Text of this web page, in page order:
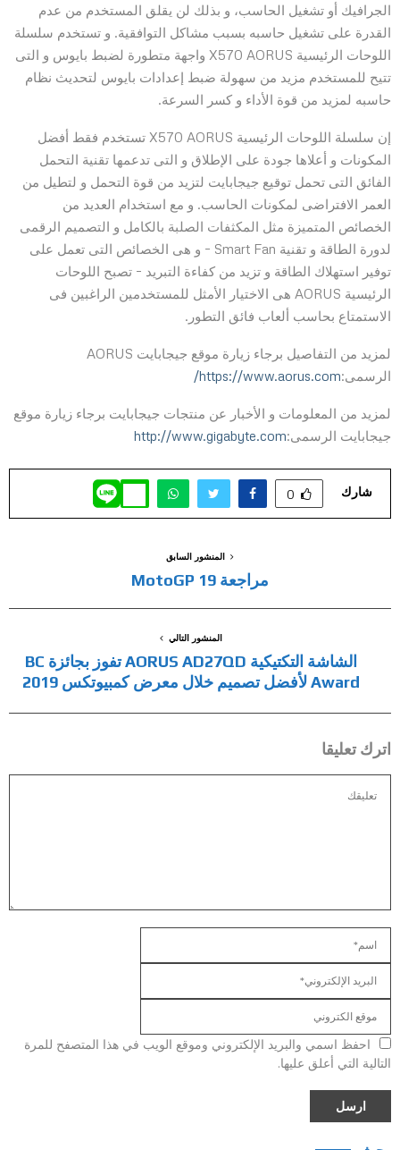
الجرافيك أو تشغيل الحاسب، و بذلك لن يقلق المستخدم من عدم
القدرة على تشغيل حاسبه بسبب مشاكل التوافقية. و تستخدم سلسلة
اللوحات الرئيسية X570 AORUS واجهة متطورة لضبط بايوس و التى
تتيح للمستخدم مزيد من سهولة ضبط إعدادات بايوس لتحديث نظام
حاسبه لمزيد من قوة الأداء و كسر السرعة.
إن سلسلة اللوحات الرئيسية X570 AORUS تستخدم فقط أفضل
المكونات و أعلاها جودة على الإطلاق و التى تدعمها تقنية التحمل
الفائق التى تحمل توقيع جيجابايت لتزيد من قوة التحمل و لتطيل من
العمر الافتراضى لمكونات الحاسب. و مع استخدام العديد من
الخصائص المتميزة مثل المكثفات الصلبة بالكامل و التصميم الرقمى
لدورة الطاقة و تقنية Smart Fan – و هى الخصائص التى تعمل على
توفير استهلاك الطاقة و تزيد من كفاءة التبريد – تصبح اللوحات
الرئيسية AORUS هى الاختيار الأمثل للمستخدمين الراغبين فى
الاستمتاع بحاسب ألعاب فائق التطور.
لمزيد من التفاصيل برجاء زيارة موقع جيجابايت AORUS
الرسمى:https://www.aorus.com/
لمزيد من المعلومات و الأخبار عن منتجات جيجابايت برجاء زيارة موقع
جيجابايت الرسمى:http://www.gigabyte.com
شارك 0
المنشور السابق
مراجعة MotoGP 19
المنشور التالي
الشاشة التكتيكية AORUS AD27QD تفوز بجائزة BC
Award لأفضل تصميم خلال معرض كمبيوتكس 2019
اترك تعليقا
احفظ اسمي والبريد الإلكتروني وموقع الويب في هذا المتصفح للمرة
التالية التي أعلق عليها.